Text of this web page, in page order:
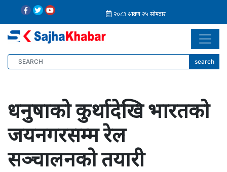
search
धनुषाको कुर्थादेखि भारतको
जयनगरसम्म रेल
सञ्चालनको तयारी